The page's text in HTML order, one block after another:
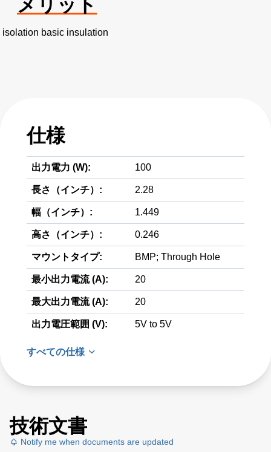
メリット
isolation basic insulation
仕様
出力電力 (W): 100
長さ（インチ）: 2.28
幅（インチ）: 1.449
高さ（インチ）: 0.246
マウントタイプ: BMP; Through Hole
最小出力電流 (A): 20
最大出力電流 (A): 20
出力電圧範囲 (V): 5V to 5V
すべての仕様
技術文書
Notify me when documents are updated